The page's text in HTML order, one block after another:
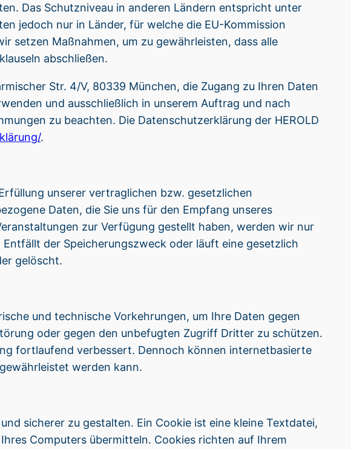
Das Schutzniveau in anderen Ländern entspricht unter
jedoch nur in Länder, für welche die EU-Kommission
setzen Maßnahmen, um zu gewährleisten, dass alle
abschließen.
Str. 4/V, 80339 München, die Zugang zu Ihren Daten
und ausschließlich in unserem Auftrag und nach
zu beachten. Die Datenschutzerklärung der HEROLD
.
unserer vertraglichen bzw. gesetzlichen
Daten, die Sie uns für den Empfang unseres
zur Verfügung gestellt haben, werden wir nur
der Speicherungszweck oder läuft eine gesetzlich
gelöscht.
und technische Vorkehrungen, um Ihre Daten gegen
oder gegen den unbefugten Zugriff Dritter zu schützen.
fortlaufend verbessert. Dennoch können internetbasierte
werden kann.
sicherer zu gestalten. Ein Cookie ist eine kleine Textdatei,
Computers übermitteln. Cookies richten auf Ihrem